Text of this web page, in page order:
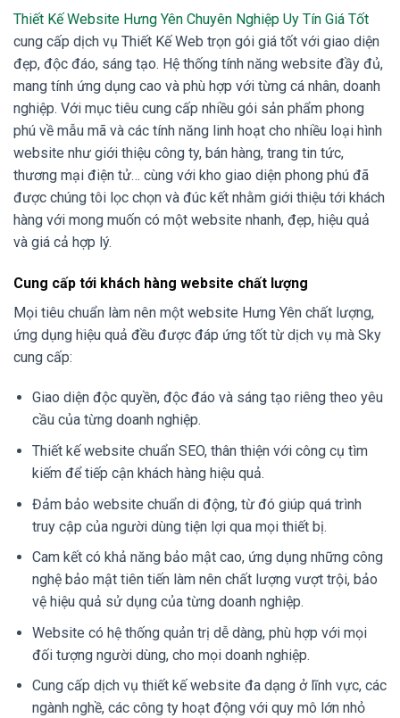
Thiết Kế Website Hưng Yên Chuyên Nghiệp Uy Tín Giá Tốt
cung cấp dịch vụ Thiết Kế Web trọn gói giá tốt với giao diện
đẹp, độc đáo, sáng tạo. Hệ thống tính năng website đầy đủ,
mang tính ứng dụng cao và phù hợp với từng cá nhân, doanh
nghiệp. Với mục tiêu cung cấp nhiều gói sản phẩm phong
phú về mẫu mã và các tính năng linh hoạt cho nhiều loại hình
website như giới thiệu công ty, bán hàng, trang tin tức,
thương mại điện tử… cùng với kho giao diện phong phú đã
được chúng tôi lọc chọn và đúc kết nhằm giới thiệu tới khách
hàng với mong muốn có một website nhanh, đẹp, hiệu quả
và giá cả hợp lý.
Cung cấp tới khách hàng website chất lượng
Mọi tiêu chuẩn làm nên một website Hưng Yên chất lượng,
ứng dụng hiệu quả đều được đáp ứng tốt từ dịch vụ mà Sky
cung cấp:
Giao diện độc quyền, độc đáo và sáng tạo riêng theo yêu
cầu của từng doanh nghiệp.
Thiết kế website chuẩn SEO, thân thiện với công cụ tìm
kiếm để tiếp cận khách hàng hiệu quả.
Đảm bảo website chuẩn di động, từ đó giúp quá trình
truy cập của người dùng tiện lợi qua mọi thiết bị.
Cam kết có khả năng bảo mật cao, ứng dụng những công
nghệ bảo mật tiên tiến làm nên chất lượng vượt trội, bảo
vệ hiệu quả sử dụng của từng doanh nghiệp.
Website có hệ thống quản trị dễ dàng, phù hợp với mọi
đối tượng người dùng, cho mọi doanh nghiệp.
Cung cấp dịch vụ thiết kế website đa dạng ở lĩnh vực, các
ngành nghề, các công ty hoạt động với quy mô lớn nhỏ